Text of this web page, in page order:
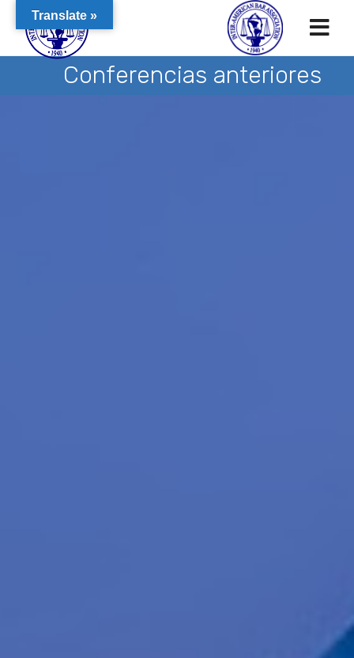
Conferencias anteriores
Translate »